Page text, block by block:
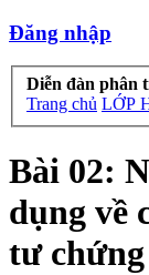
Đăng nhập
Diễn đàn phân
Trang chủ LỚP
Bài 02:
dụng về
tư